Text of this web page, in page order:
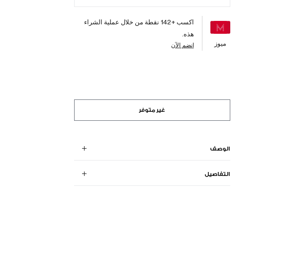
ميوز
اكسب +142 نقطة من خلال عملية الشراء
هذه.
انضم الآن
غير متوفر
الوصف
التفاصيل